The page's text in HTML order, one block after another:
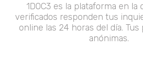
1DOC3 es la plataforma en la
verificados responden tus
online las 24 horas del día.
anónimas.